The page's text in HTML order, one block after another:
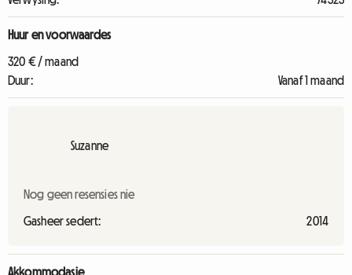
Huur en voorwaardes
320 € / maand
Duur:
Vanaf 1 maand
Suzanne
Nog geen resensies nie
Gasheer sedert: 2014
Akkommodasie